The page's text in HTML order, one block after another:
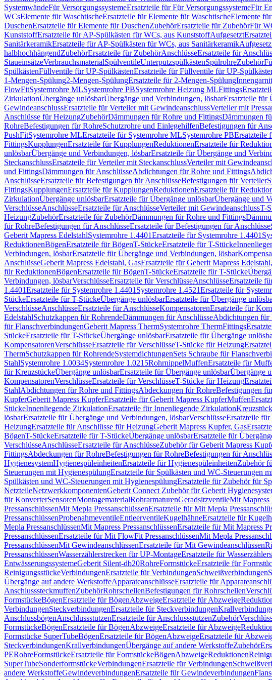
SystemwändeFür VersorgungssystemeErsatzteile für Für VersorgungssystemeFür
WCsElemente für WaschtischeErsatzteile für Elemente für WaschtischeElemente
DuschenErsatzteile für Elemente für DuschenZubehörErsatzteile für ZubehörFür
KunststoffErsatzteile für AP-Spülkästen für WCs, aus KunststoffAufgesetzt
SanitärkeramikErsatzteile für AP-Spülkästen für WCs, aus Sanitärkeramik
halbhochhängendZubehörErsatzteile für ZubehörAnschlüsseErsatzteile für
StaueinsätzeVerbrauchsmaterialSpülventileUnterputzspülkästenSpülrohreZubehör
SpülkästenFüllventile für UP-SpülkästenErsatzteile für Füllventile für UP-
1-Mengen-Spülung2-Mengen-SpülungErsatzteile für 2-Mengen-Spülung
FlowFitSystemrohre MLSystemrohre PBSystemrohre Heizung MLFittings
ZirkulationÜbergänge unlösbarÜbergänge und Verbindungen, lösbarErsatzteile für
GewindeanschlussErsatzteile für Verteiler mit GewindeanschlussVerteiler mit
Anschlüsse für HeizungZubehörDämmungen für Rohre und FittingsDämmungen
RohreBefestigungen für RohreSchutzrohre und EinlegehilfenBefestigungen für
PushFitSystemrohre MLErsatzteile für Systemrohre MLSystemrohre PBErsatzteile
FittingsKupplungenErsatzteile für KupplungenReduktionenErsatzteile für
unlösbarÜbergänge und Verbindungen, lösbarErsatzteile für Übergänge und
SteckanschlussErsatzteile für Verteiler mit SteckanschlussVerteiler mit
und FittingsDämmungen für AnschlüsseAbdichtungen für Rohre und Fittings
AnschlüsseErsatzteile für Befestigungen für AnschlüsseBefestigungen für Verteiler
FittingsKupplungenErsatzteile für KupplungenReduktionenErsatzteile für
ZirkulationÜbergänge unlösbarErsatzteile für Übergänge unlösbarÜbergänge und
VerschlüsseAnschlüsseErsatzteile für AnschlüsseVerteiler mit GewindeanschlussT-
HeizungZubehörErsatzteile für ZubehörDämmungen für Rohre und Fittings
für RohreBefestigungen für AnschlüsseErsatzteile für Befestigungen für Anschlüsse
Geberit Mapress EdelstahlSystemrohre 1.4401Ersatzteile für Systemrohre 1.4401
ReduktionenBögenErsatzteile für BögenT-StückeErsatzteile für T-Stücke
Verbindungen, lösbarErsatzteile für Übergänge und Verbindungen, lösbar
AnschlüsseGeberit Mapress Edelstahl, GasErsatzteile für Geberit Mapress
für ReduktionenBögenErsatzteile für BögenT-StückeErsatzteile für T-Stücke
Verbindungen, lösbarVerschlüsseErsatzteile für VerschlüsseAnschlüsseErsatzteile
1.4401Ersatzteile für Systemrohre 1.4401 Systemrohre 1.4521Ersatzteile für
StückeErsatzteile für T-StückeÜbergänge unlösbarErsatzteile für Übergänge
VerschlüsseAnschlüsseErsatzteile für AnschlüsseKompensatorenErsatzteile für
EdelstahlSchutzkappen für RohrendeDämmungen für AnschlüsseAbdichtungen für
für FlanschverbindungenGeberit Mapress ThermSystemrohre ThermFittings
StückeErsatzteile für T-StückeÜbergänge unlösbarErsatzteile für Übergänge
KompensatorenVerschlüsseErsatzteile für VerschlüsseT-Stücke für Heizung
ThermSchutzkappen für RohrendeSystemdichtungenSets Schraube für
StahlSystemrohre 1.0034Systemrohre 1.0215RohrnippelMuffenErsatzteile für
für KreuzstückeÜbergänge unlösbarErsatzteile für Übergänge unlösbarÜbergänge
KompensatorenVerschlüsseErsatzteile für VerschlüsseT-Stücke für Heizung
StahlAbdichtungen für Rohre und FittingsAbdeckungen für RohreBefestigungen
KupferGeberit Mapress KupferErsatzteile für Geberit Mapress KupferMuffen
StückeInnenliegende ZirkulationErsatzteile für Innenliegende Zirkulation
lösbarErsatzteile für Übergänge und Verbindungen, lösbarVerschlüsseErsatzteile für
HeizungErsatzteile für Anschlüsse für HeizungGeberit Mapress Kupfer, Gas
BögenT-StückeErsatzteile für T-StückeÜbergänge unlösbarErsatzteile für
VerschlüsseAnschlüsseErsatzteile für AnschlüsseZubehör für Geberit Mapress
FittingsAbdeckungen für RohreBefestigungen für RohreBefestigungen für
HygienesystemHygienespüleinheitenErsatzteile für HygienespüleinheitenZubehör
Steuerungen mit HygienespülungErsatzteile für Spülkästen und WC-Steuerungen
Spülkästen und WC-Steuerungen mit HygienespülungErsatzteile für Zubehör für
NetzteileNetzwerkkomponentenGeberit Connect Zubehör für Geberit
für KonverterSensorenMontagematerialRohrarmaturenGeradsitzventileMit Mapress
PressanschlüssenMit Mepla PressanschlüssenErsatzteile für Mit Mepla
PressanschlüssenProbenahmeventileEntleerventileKugelhähneErsatzteile für
Mepla PressanschlüssenMit Mapress PressanschlüssenErsatzteile für Mit Mapress
PressanschlüssenErsatzteile für Mit FlowFit PressanschlüssenMit Mepla
PressanschlüssenMit GewindeanschlüssenErsatzteile für Mit Gewindeanschlüssen
PressanschlüssenWasserzählerstrecken für UP-MontageErsatzteile für
EntwässerungssystemeGeberit Silent-db20RohreFormstückeErsatzteile für
ReinigungsstückeVerbindungenErsatzteile für VerbindungenSchweißverbindungen
Übergänge auf andere WerkstoffeApparateanschlüsseErsatzteile für
AnschlusssteckmuffenZubehörRohrschellenBefestigungen für Rohrschellen
FormstückeBögenErsatzteile für BögenAbzweigeErsatzteile für Abzweige
VerbindungenSteckverbindungenErsatzteile für Steckverbindungen
AnschlussbögenAnschlussstutzenErsatzteile für AnschlussstutzenZubehör
FormstückeBögenErsatzteile für BögenAbzweigeErsatzteile für Abzweige
Formstücke SuperTubeBögenErsatzteile für BögenAbzweigeErsatzteile für
SteckverbindungenKrallverbindungenÜbergänge auf andere WerkstoffeZubehör
PERohreFormstückeErsatzteile für FormstückeBögenAbzweigeReduktionen
SuperTubeSonderformstückeVerbindungenErsatzteile für Verbindungen
andere WerkstoffeGewindeverbindungenErsatzteile für Gewindeverbindungen